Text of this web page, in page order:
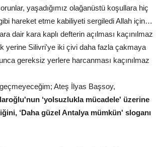
yaşadığımız olağanüstü koşullara hiç
hareket etme kabiliyeti sergiledi Allah için…
dair kara kaplı defterin açılması kaçınılmaz
yerine Silivri'ye iki çivi daha fazla çakmaya
gereksiz yerlere harcanması kaçınılmaz
Ateş İlyas Başsoy,
‘yolsuzlukla mücadele' üzerine
‘Daha güzel Antalya mümkün' sloganı